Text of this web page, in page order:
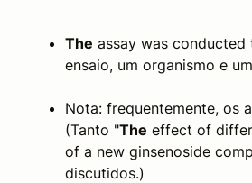
The assay was
ensaio, um organismo e
Nota: frequentemente, os
(Tanto "The effect of
of a new ginsenoside
discutidos.)